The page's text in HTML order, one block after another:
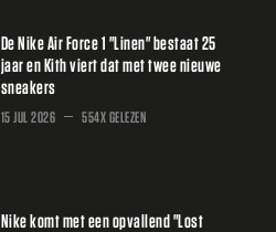
De Nike Air Force 1 "Linen" bestaat 25
jaar en Kith viert dat met twee nieuwe
sneakers
15 JUL 2026 554X GELEZEN
Nike komt met een opvallend "Lost